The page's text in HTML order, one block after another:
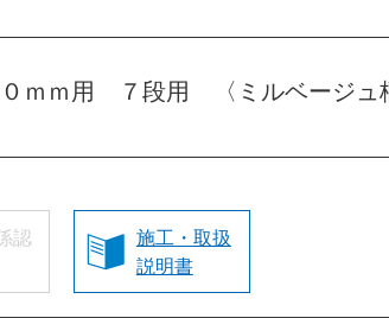
ｍｍ用 ７段用 〈ミルベージ
認
施工・取扱
説明書